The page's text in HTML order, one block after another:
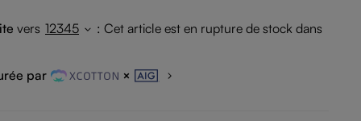
vers 12345 : Cet article est en rupture de stock dans
par